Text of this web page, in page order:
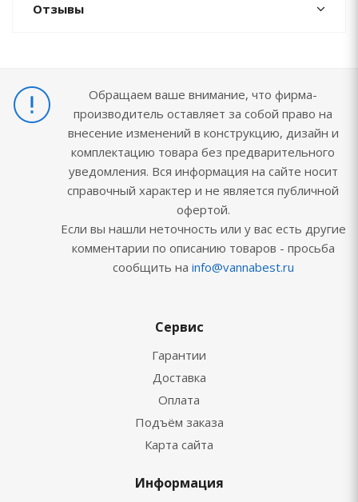
Отзывы
Обращаем ваше внимание, что фирма-
производитель оставляет за собой право на
внесение изменений в конструкцию, дизайн и
комплектацию товара без предварительного
уведомления. Вся информация на сайте носит
справочный характер и не является публичной
офертой.
Если вы нашли неточность или у вас есть другие
комментарии по описанию товаров - просьба
сообщить на info@vannabest.ru
Сервис
Гарантии
Доставка
Оплата
Подъём заказа
Карта сайта
Информация